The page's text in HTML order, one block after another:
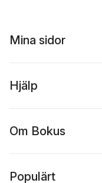
Mina sidor
Hjälp
Om Bokus
Populärt